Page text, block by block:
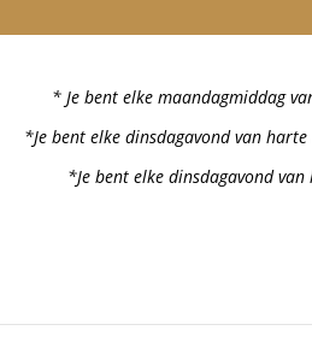
* Je bent elke maandagmiddag
*Je bent elke dinsdagavond van
*Je bent elke dinsdagavond